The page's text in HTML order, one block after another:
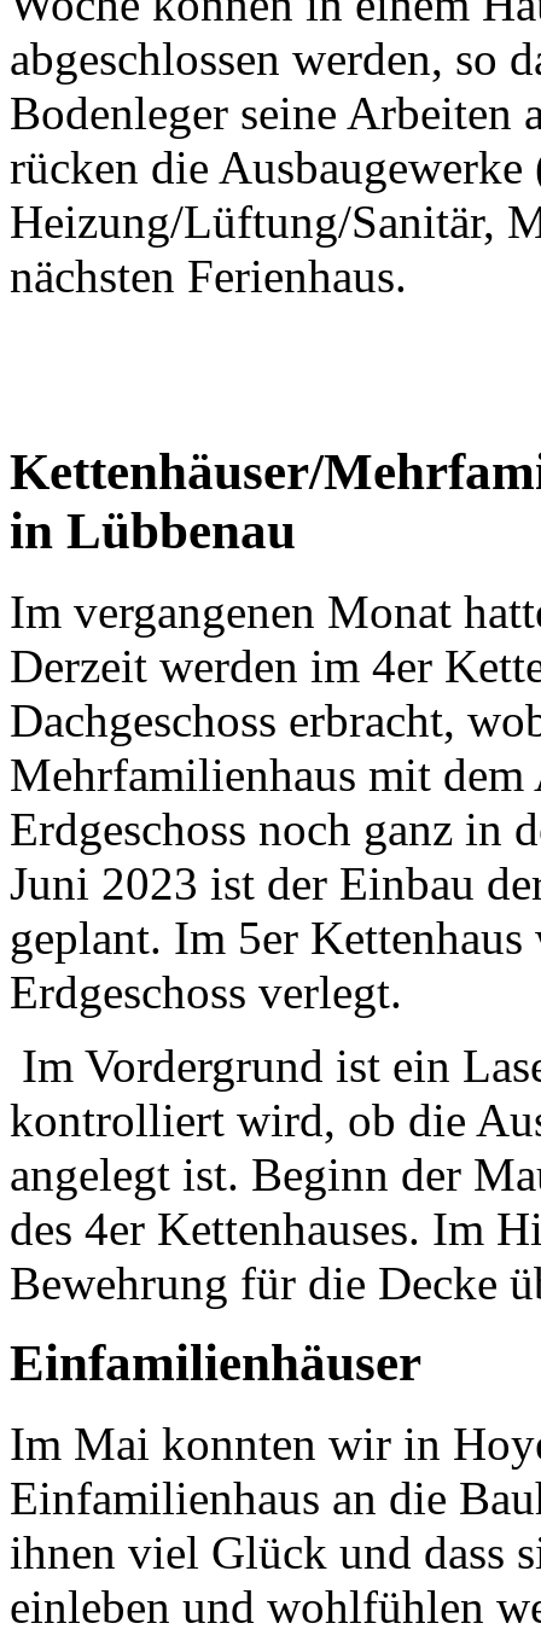
abgeschlossen werden, so
Bodenleger seine Arbeiten
rücken die
Heizung/Lüftung/Sanitär,
nächsten Ferienhaus.
Kettenhäuser/
in Lübbenau
Im vergangenen Monat
Derzeit werden im 4er
Dachgeschoss erbracht,
Mehrfamilienhaus mit
Erdgeschoss noch ganz in
Juni 2023 ist der Einbau
geplant. Im 5er
Erdgeschoss verlegt.
Im Vordergrund ist ein
kontrolliert wird, ob die
angelegt ist. Beginn der
des 4er Kettenhauses. Im
Bewehrung für die Decke
Einfamilienhäuser
Im Mai konnten wir in
Einfamilienhaus an die
ihnen viel Glück und dass
einleben und wohlfühlen